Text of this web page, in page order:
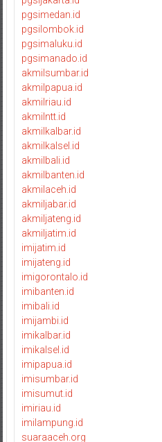
pgsimedan.id
pgsilombok.id
pgsimaluku.id
pgsimanado.id
akmilsumbar.id
akmilpapua.id
akmilriau.id
akmilntt.id
akmilkalbar.id
akmilkalsel.id
akmilbali.id
akmilbanten.id
akmilaceh.id
akmiljabar.id
akmiljateng.id
akmiljatim.id
imijatim.id
imijateng.id
imigorontalo.id
imibanten.id
imibali.id
imijambi.id
imikalbar.id
imikalsel.id
imipapua.id
imisumbar.id
imisumut.id
imiriau.id
imilampung.id
suaraaceh.org